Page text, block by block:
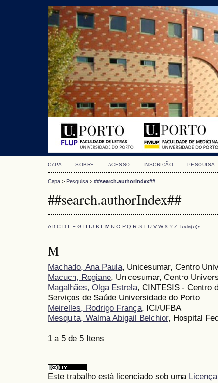
CAPA SOBRE ACESSO INSCRIÇÃO PESQUISA
Capa > Pesquisa > ##search.authorIndex##
##search.authorIndex##
A B C D E F G H I J K L M N O P Q R S T U V W X Y Z Toda(o)s
M
Machado, Ana Paula, Unicesumar, Centro
Macuch, Regiane, Unicesumar, Centro
Magalhães, Olga Estrela, CINTESIS - Centro
Serviços de Saúde Universidade do Porto
Meirelles, Rodrigo França, ICI/UFBA
Mesquita, Walma Abigail Belchior, Hospital
1 a 5 de 5 Itens
Este trabalho está licenciado sob uma